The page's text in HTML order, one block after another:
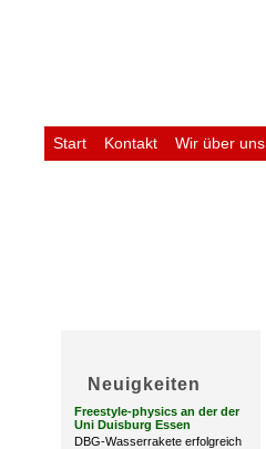
Start Kontakt Wir über uns
Neuigkeiten
Freestyle-physics an der der
Uni Duisburg Essen
DBG-Wasserrakete erfolgreich